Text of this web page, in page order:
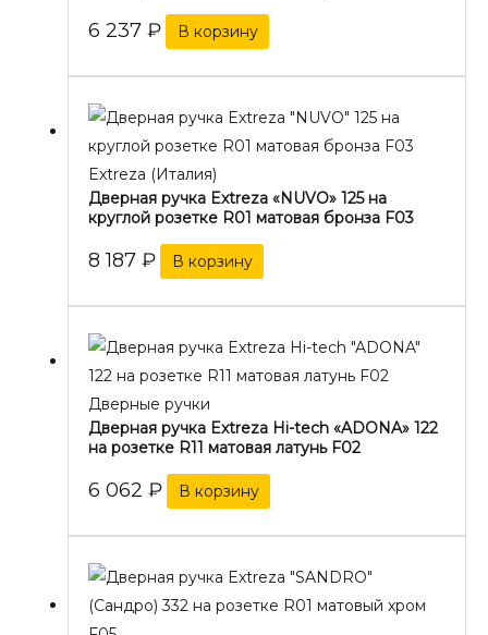
6 237 ₽ В корзину
Extreza (Италия)
Дверная ручка Extreza «NUVO» 125 на
круглой розетке R01 матовая бронза F03
8 187 ₽ В корзину
Дверные ручки
Дверная ручка Extreza Hi-tech «ADONA» 122
на розетке R11 матовая латунь F02
6 062 ₽ В корзину